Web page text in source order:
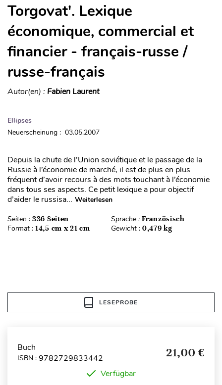
Torgovat'. Lexique
économique, commercial et
financier - français-russe /
russe-français
Autor(en) : Fabien Laurent
Ellipses
Neuerscheinung : 03.05.2007
Depuis la chute de l’Union soviétique et le passage de la
Russie à l’économie de marché, il est de plus en plus
fréquent d’avoir recours à des mots touchant à l’économie
dans tous ses aspects. Ce petit lexique a pour objectif
d’aider le russisa... Weiterlesen
Seiten : 336 Seiten Sprache : Französisch
Format : 14,5 cm x 21 cm Gewicht : 0,479 kg
LESEPROBE
Buch
ISBN : 9782729833442 21,00 €
Verfügbar